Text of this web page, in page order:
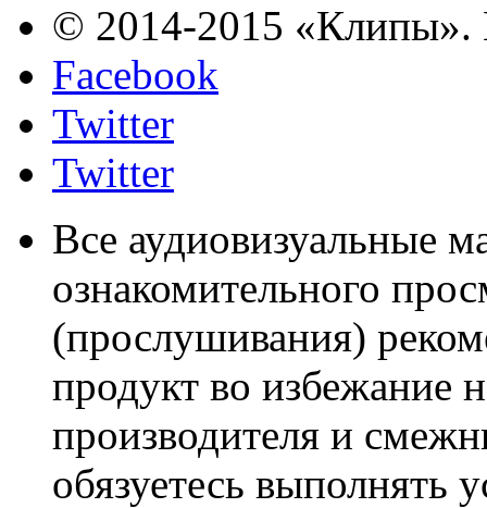
© 2014-2015 «Клипы».
Facebook
Twitter
Twitter
Все аудиовизуальные
ознакомительного
(прослушивания)
продукт во избежание
производителя и
обязуетесь выполнять